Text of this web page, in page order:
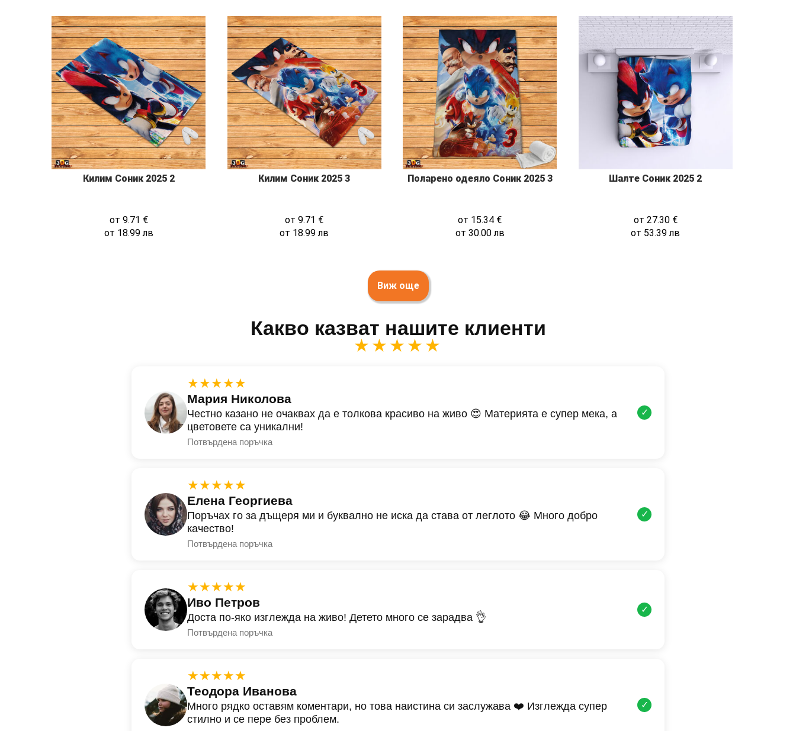
Килим Соник 2025 2
от 9.71 €
от 18.99 лв
Килим Соник 2025 3
от9.71 €
от 18.99лв
Поларено одеяло Соник 2025 3
от 15.34 €
от 30.00 лв
Шалте Соник 2025 2
от 27.30 €
от 53.39лв
Виж още
Какво казват нашите клиенти
★★★★★
★★★★★
Мария Николова
Честно казано не очаквах да е толкова красиво на живо 😍 Материята е супер мека, а
цветовете са уникални!
Потвърдена поръчка
✓
★★★★★
Елена Георгиева
Поръчах го за дъщеря ми и буквално не иска да става от леглото 😂 Много добро
качество!
Потвърдена поръчка
✓
★★★★★
Иво Петров
Доста по-яко изглежда на живо! Детето много се зарадва 👌
Потвърдена поръчка
✓
★★★★★
Теодора Иванова
Много рядко оставям коментари, но това наистина си заслужава ❤️ Изглежда супер
стилно и се пере без проблем.
✓